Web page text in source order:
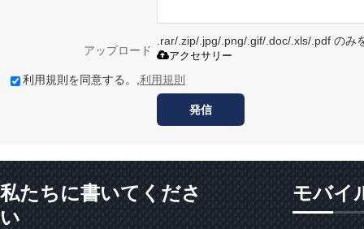
アップロード
.rar/.zip/.jpg/.png/.gif/.doc/.xls/.pdf のみ
アクセサリー
利用規則を同意する。, 利用規則
発信
私たちに書いてくださ
い
モバイ